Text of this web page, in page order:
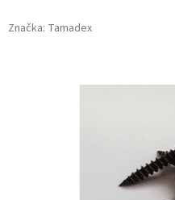
Značka: Tamadex